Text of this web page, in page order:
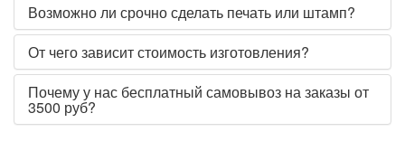
Возможно ли срочно сделать печать или штамп?
От чего зависит стоимость изготовления?
Почему у нас бесплатный самовывоз на заказы от
3500 руб?